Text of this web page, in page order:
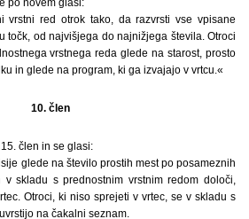
vrstni red otrok tako, da razvrsti vse vpisane
točk, od najvišjega do najnižjega števila. Otroci
vrstnega reda glede na starost, prosto
in glede na program, ki ga izvajajo v vrtcu.«
10. člen
člen in se glasi:
glede na število prostih mest po posameznih
skladu s prednostnim vrstnim redom določi,
Otroci, ki niso sprejeti v vrtec, se v skladu s
na čakalni seznam.